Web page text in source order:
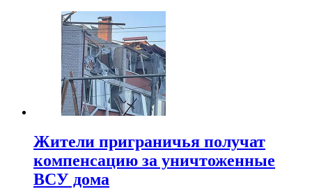
Жители приграничья получат
компенсацию за уничтоженные
ВСУ дома